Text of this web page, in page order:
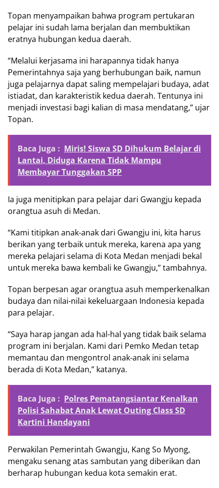
Topan menyampaikan bahwa program pertukaran
pelajar ini sudah lama berjalan dan membuktikan
eratnya hubungan kedua daerah.
“Melalui kerjasama ini harapannya tidak hanya
Pemerintahnya saja yang berhubungan baik, namun
juga pelajarnya dapat saling mempelajari budaya, adat
istiadat, dan karakteristik kedua daerah. Tentunya ini
menjadi investasi bagi kalian di masa mendatang,” ujar
Topan.
Baca Juga : Miris! Siswa SD Dihukum Belajar di
Lantai, Diduga Karena Tidak Mampu
Membayar Tunggakan SPP
Ia juga menitipkan para pelajar dari Gwangju kepada
orangtua asuh di Medan.
“Kami titipkan anak-anak dari Gwangju ini, kita harus
berikan yang terbaik untuk mereka, karena apa yang
mereka pelajari selama di Kota Medan menjadi bekal
untuk mereka bawa kembali ke Gwangju,” tambahnya.
Topan berpesan agar orangtua asuh memperkenalkan
budaya dan nilai-nilai kekeluargaan Indonesia kepada
para pelajar.
“Saya harap jangan ada hal-hal yang tidak baik selama
program ini berjalan. Kami dari Pemko Medan tetap
memantau dan mengontrol anak-anak ini selama
berada di Kota Medan,” katanya.
Baca Juga : Polres Pematangsiantar Kenalkan
Polisi Sahabat Anak Lewat Outing Class SD
Kartini Handayani
Perwakilan Pemerintah Gwangju, Kang So Myong,
mengaku senang atas sambutan yang diberikan dan
berharap hubungan kedua kota semakin erat.